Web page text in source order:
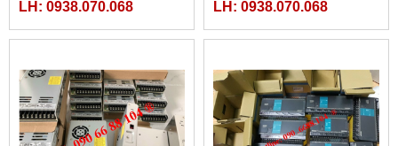
LH: 0938.070.068 LH: 0938.070.068